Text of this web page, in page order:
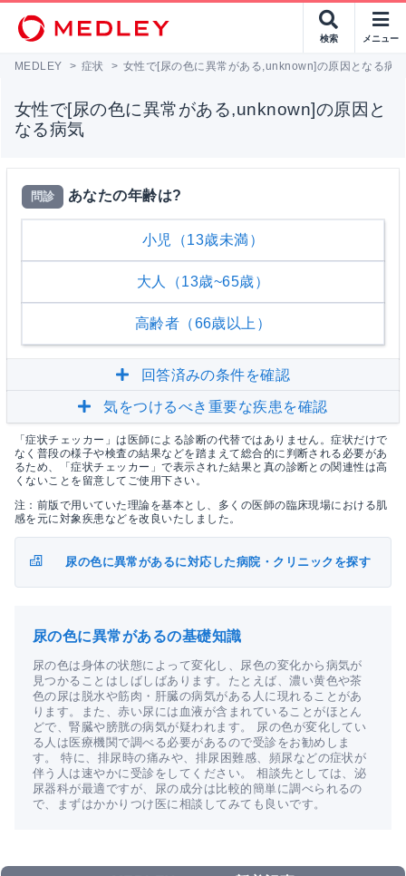
検索 メニュー
MEDLEY > 症状 > 女性で[尿の色に異常がある,unknown]の原因となる病
女性で[尿の色に異常がある,unknown]の原因と
なる病気
問診 あなたの年齢は?
小児（13歳未満）
大人（13歳~65歳）
高齢者（66歳以上）
回答済みの条件を確認
気をつけるべき重要な疾患を確認
「症状チェッカー」は医師による診断の代替ではありません。症状だけで
なく普段の様子や検査の結果などを踏まえて総合的に判断される必要があ
るため、「症状チェッカー」で表示された結果と真の診断との関連性は高
くないことを留意してご使用下さい。
注：前版で用いていた理論を基本とし、多くの医師の臨床現場における肌
感を元に対象疾患などを改良いたしました。
尿の色に異常があるに対応した病院・クリニックを探す
尿の色に異常があるの基礎知識
尿の色は身体の状態によって変化し、尿色の変化から病気が
見つかることはしばしばあります。たとえば、濃い黄色や茶
色の尿は脱水や筋肉・肝臓の病気がある人に現れることがあ
ります。また、赤い尿には血液が含まれていることがほとん
どで、腎臓や膀胱の病気が疑われます。 尿の色が変化してい
る人は医療機関で調べる必要があるので受診をお勧めしま
す。 特に、排尿時の痛みや、排尿困難感、頻尿などの症状が
伴う人は速やかに受診をしてください。 相談先としては、泌
尿器科が最適ですが、尿の成分は比較的簡単に調べられるの
で、まずはかかりつけ医に相談してみても良いです。